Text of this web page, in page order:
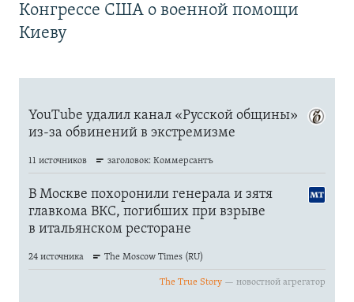
Конгрессе США о военной помощи
Киеву